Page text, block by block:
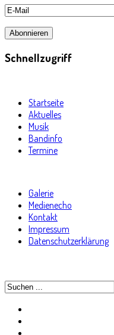
Schnellzugriff
Startseite
Aktuelles
Musik
Bandinfo
Termine
Galerie
Medienecho
Kontakt
Impressum
Datenschutzerklärung